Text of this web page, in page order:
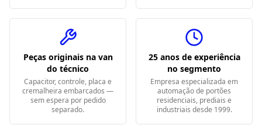
Peças originais na van
do técnico
Capacitor, controle, placa e
cremalheira embarcados —
sem espera por pedido
separado.
25 anos de experiência
no segmento
Empresa especializada em
automação de portões
residenciais, prediais e
industriais desde 1999.